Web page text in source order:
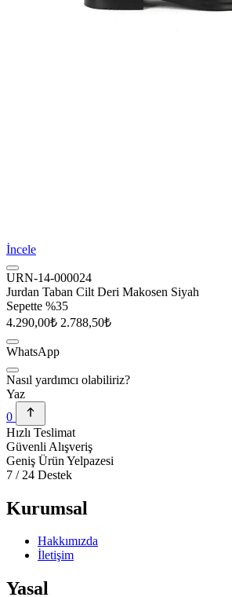
İncele
URN-14-000024
Jurdan Taban Cilt Deri Makosen Siyah
Sepette %35
4.290,00₺ 2.788,50₺
WhatsApp
Nasıl yardımcı olabiliriz?
Yaz
0
Hızlı Teslimat
Güvenli Alışveriş
Geniş Ürün Yelpazesi
7 / 24 Destek
Kurumsal
Hakkımızda
İletişim
Yasal